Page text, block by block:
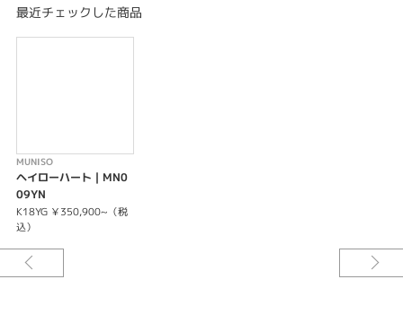
最近チェックした商品
MUNISO
ヘイローハート｜MN0
09YN
K18YG ￥350,900~（税
込）